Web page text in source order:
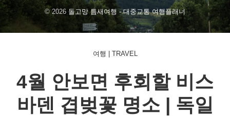
o
u
u
e
n
s
a
r
a
m
© 2026 돌고망 틈새여행 - 대중교통 여행플래너
여행 | TRAVEL
4월 안보면 후회할 비스
바덴 겹벚꽃 명소 | 독일